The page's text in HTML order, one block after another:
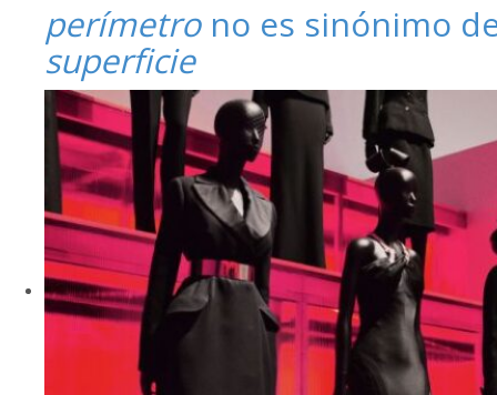
perímetrono es sinónimo
superficie